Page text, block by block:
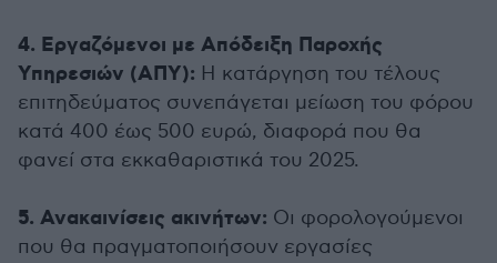
4. Εργαζόμενοι με Απόδειξη Παροχής
Υπηρεσιών (ΑΠΥ): Η κατάργηση του τέλους
επιτηδεύματος συνεπάγεται μείωση του φόρου
κατά 400 έως 500 ευρώ, διαφορά που θα
φανεί στα εκκαθαριστικά του 2025.
5. Ανακαινίσεις ακινήτων: Οι φορολογούμενοι
που θα πραγματοποιήσουν εργασίες